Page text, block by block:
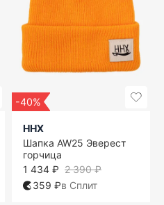
-40%
ННХ
Шапка AW25 Эверест
горчица
2 390 ₽
1 434 ₽
359 ₽в Сплит